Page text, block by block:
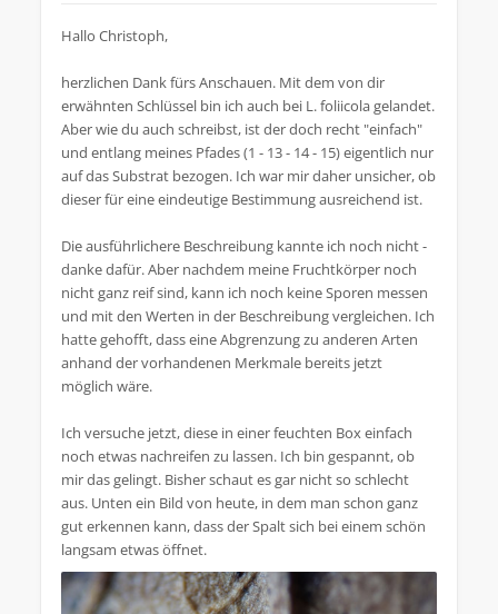
Hallo Christoph,
herzlichen Dank fürs Anschauen. Mit dem von dir
erwähnten Schlüssel bin ich auch bei L. foliicola gelandet.
Aber wie du auch schreibst, ist der doch recht "einfach"
und entlang meines Pfades (1 - 13 - 14 - 15) eigentlich nur
auf das Substrat bezogen. Ich war mir daher unsicher, ob
dieser für eine eindeutige Bestimmung ausreichend ist.
Die ausführlichere Beschreibung kannte ich noch nicht -
danke dafür. Aber nachdem meine Fruchtkörper noch
nicht ganz reif sind, kann ich noch keine Sporen messen
und mit den Werten in der Beschreibung vergleichen. Ich
hatte gehofft, dass eine Abgrenzung zu anderen Arten
anhand der vorhandenen Merkmale bereits jetzt
möglich wäre.
Ich versuche jetzt, diese in einer feuchten Box einfach
noch etwas nachreifen zu lassen. Ich bin gespannt, ob
mir das gelingt. Bisher schaut es gar nicht so schlecht
aus. Unten ein Bild von heute, in dem man schon ganz
gut erkennen kann, dass der Spalt sich bei einem schön
langsam etwas öffnet.